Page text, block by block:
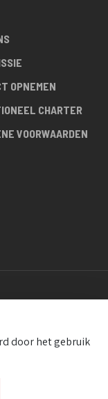
OPNEMEN
CHARTER
VOORWAARDEN
door het gebruik